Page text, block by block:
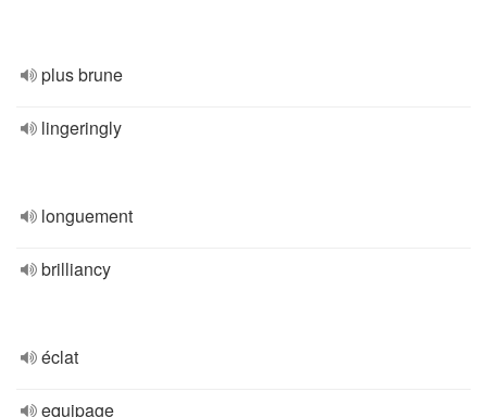
plus brune
lingeringly
longuement
brilliancy
éclat
equipage